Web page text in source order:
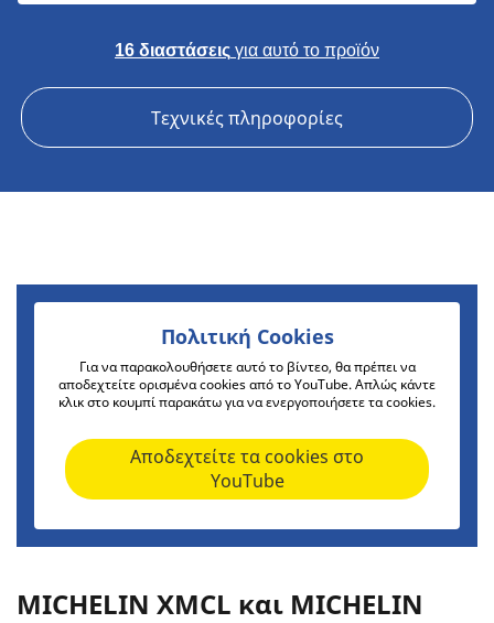
16 διαστάσεις για αυτό το προϊόν
Τεχνικές πληροφορίες
Πολιτική Cookies
Για να παρακολουθήσετε αυτό το βίντεο, θα πρέπει να
αποδεχτείτε ορισμένα cookies από το YouTube. Απλώς κάντε
κλικ στο κουμπί παρακάτω για να ενεργοποιήσετε τα cookies.
Αποδεχτείτε τα cookies στο
YouTube
MICHELIN XMCL και MICHELIN